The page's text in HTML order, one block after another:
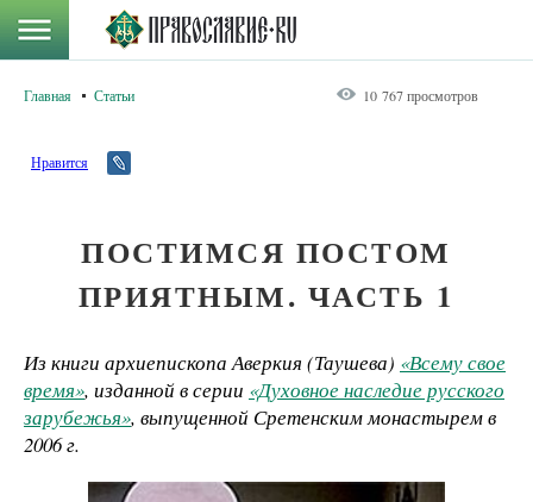
Главная Статьи 10 767 просмотров
Нравится
ПОСТИМСЯ ПОСТОМ
ПРИЯТНЫМ. ЧАСТЬ 1
Из книги архиепископа Аверкия (Таушева) «Всему свое
время», изданной в серии «Духовное наследие русского
зарубежья», выпущенной Сретенским монастырем в
2006 г.